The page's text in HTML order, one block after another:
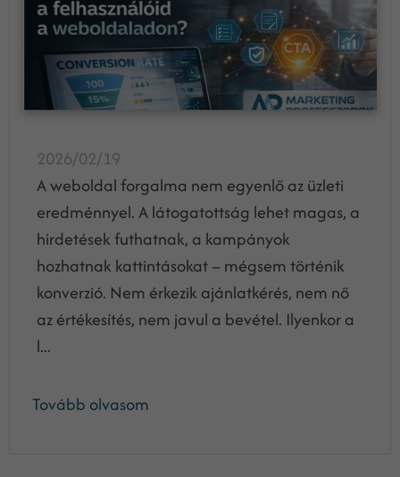
2026/02/19
A weboldal forgalma nem egyenlő az üzleti
eredménnyel. A látogatottság lehet magas, a
hirdetések futhatnak, a kampányok
hozhatnak kattintásokat – mégsem történik
konverzió. Nem érkezik ajánlatkérés, nem nő
az értékesítés, nem javul a bevétel. Ilyenkor a
l...
Tovább olvasom